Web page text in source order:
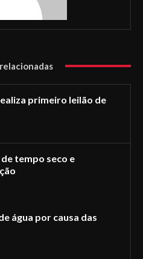
primeiro leilão de
de tempo seco e
água por causa das